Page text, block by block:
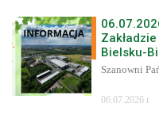
Bielsku-
Szanowni
06.07.2026 r.